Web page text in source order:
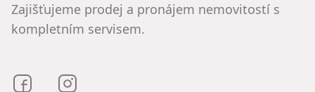
Zajišťujeme prodej a pronájem nemovitostí s
kompletním servisem.
Bezrealitky na Facebooku